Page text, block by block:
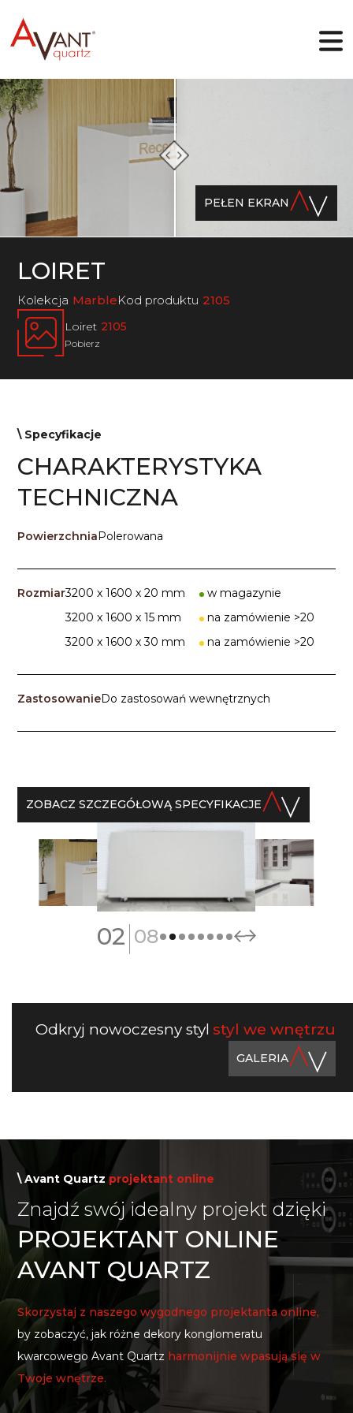
Dlaczego Avant Quartz
Kolekcje
Projektant online
Blog
PEŁEN EKRAN
LOIRET
Кolekcja MarbleKod produktu 2105
Loiret 2105
Pobierz
\ Specyfikacje
CHARAKTERYSTYKA
TECHNICZNA
PowierzchniaPolerowana
Rozmiar3200 x 1600 x 20 mm
w magazynie
3200 x 1600 x 15 mm
na zamówienie >20
3200 x 1600 x 30 mm
na zamówienie >20
ZastosowanieDo zastosowań wewnętrznych
ZOBACZ SZCZEGÓŁOWĄ SPECYFIKACJE
02| 08
Odkryj nowoczesny styl styl we wnętrzu
GALERIA
\ Avant Quartzprojektant online
Znajdź swój idealny projekt dzięki
PROJEKTANT ONLINE
AVANT QUARTZ
Skorzystaj z naszego wygodnego projektanta online,
by zobaczyć, jak różne dekory konglomeratu
kwarcowego Avant Quartz harmonijnie wpasują się w
Twoje wnętrze.